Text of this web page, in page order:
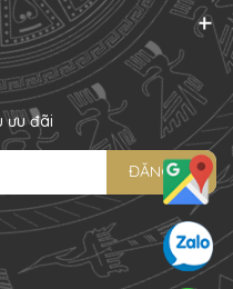
ưu đãi
ĐĂNG KÝ